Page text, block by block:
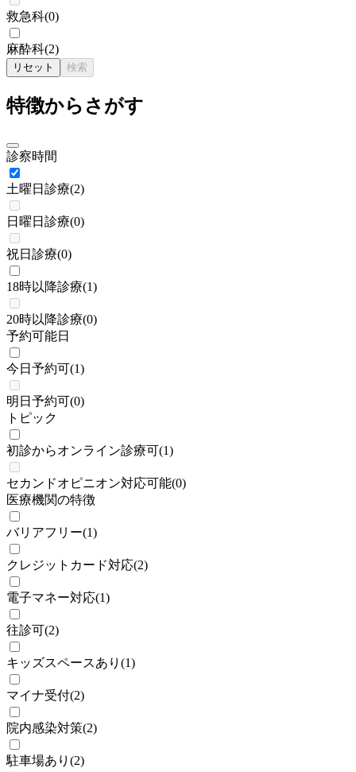
救急科(0)
麻酔科(2)
リセット 検索
特徴からさがす
診察時間
土曜日診療(2)
日曜日診療(0)
祝日診療(0)
18時以降診療(1)
20時以降診療(0)
予約可能日
今日予約可(1)
明日予約可(0)
トピック
初診からオンライン診療可(1)
セカンドオピニオン対応可能(0)
医療機関の特徴
バリアフリー(1)
クレジットカード対応(2)
電子マネー対応(1)
往診可(2)
キッズスペースあり (1)
マイナ受付(2)
院内感染対策(2)
駐車場あり (2)